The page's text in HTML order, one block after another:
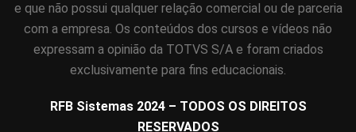
e que não possui qualquer relação comercial ou de parceria
com a empresa. Os conteúdos dos cursos e vídeos não
expressam a opinião da TOTVS S/A e foram criados
exclusivamente para fins educacionais.
RFB Sistemas 2024 – TODOS OS DIREITOS
RESERVADOS